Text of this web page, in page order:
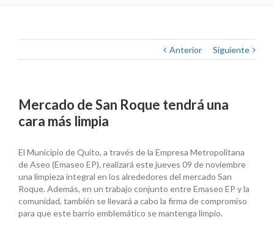
Anterior Siguiente
Mercado de San Roque tendrá una
cara más limpia
El Municipio de Quito, a través de la Empresa Metropolitana
de Aseo (Emaseo EP), realizará este jueves 09 de noviembre
una limpieza integral en los alrededores del mercado San
Roque. Además, en un trabajo conjunto entre Emaseo EP y la
comunidad, también se llevará a cabo la firma de compromiso
para que este barrio emblemático se mantenga limpio.